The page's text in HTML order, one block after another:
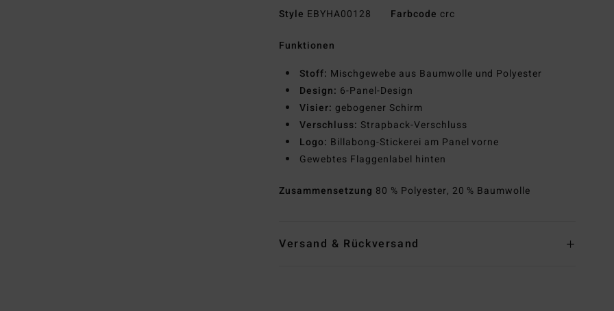
Style EBYHA00128 Farbcode crc
Funktionen
Stoff: Mischgewebe aus Baumwolle und Polyester
Design: 6-Panel-Design
Visier: gebogener Schirm
Verschluss: Strapback-Verschluss
Logo: Billabong-Stickerei am Panel vorne
Gewebtes Flaggenlabel hinten
Zusammensetzung 80 % Polyester, 20 % Baumwolle
Versand & Rückversand